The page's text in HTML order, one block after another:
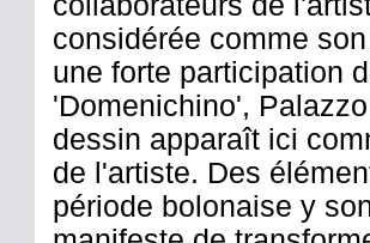
considérée comme
une forte participation
'Domenichino',
dessin apparaît ici
de l'artiste. Des
période bolonaise y